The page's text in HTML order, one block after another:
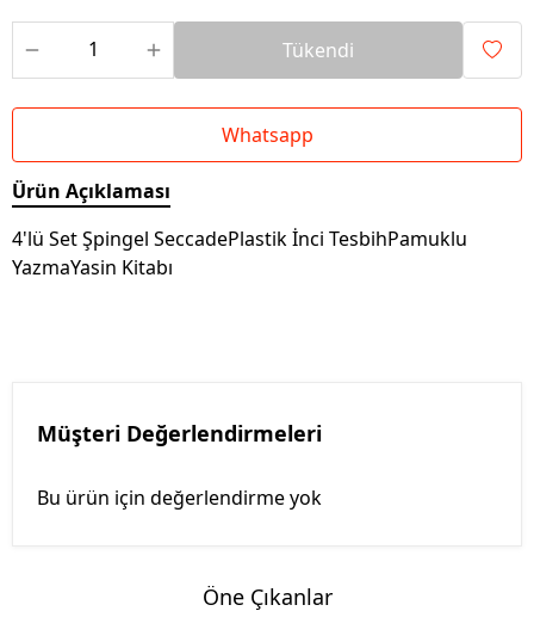
Tükendi
Whatsapp
Ürün Açıklaması
4'lü Set Şpingel SeccadePlastik İnci TesbihPamuklu
YazmaYasin Kitabı
Müşteri Değerlendirmeleri
Bu ürün için değerlendirme yok
Öne Çıkanlar